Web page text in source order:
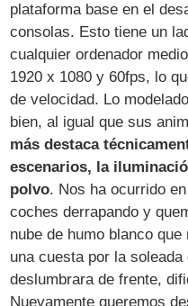
plataforma base en el
consolas. Esto tiene un
cualquier ordenador
1920 x 1080 y 60fps, lo
de velocidad. Lo
bien, al igual que sus
más destaca
escenarios, la
polvo. Nos ha ocurrido
coches derrapando y
nube de humo blanco
una cuesta por la
deslumbrara de frente,
Nuevamente queremos